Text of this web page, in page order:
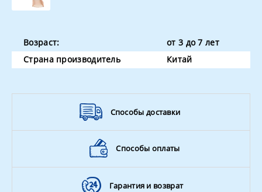
Возраст:
от 3 до 7 лет
Страна производитель
Китай
Способы доставки
Способы оплаты
Гарантия и возврат